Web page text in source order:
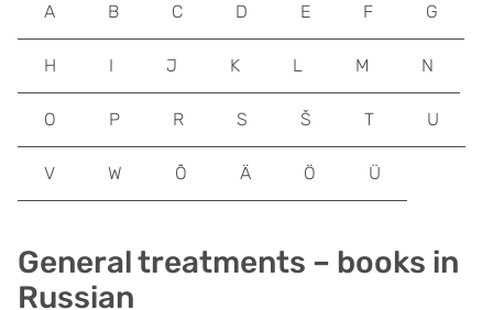
General treatments – books in
Russian
A B C D E F G
H I J K L M N
O P R S Š T U
V W Õ Ä Ö Ü